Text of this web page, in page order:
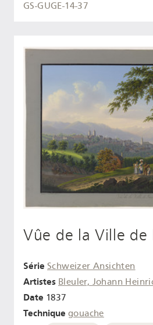
GS-GUGE-14-37
Vûe de la Ville de
Série Schweizer Ansichten
Artistes Bleuler, Johann
Date 1837
Technique gouache